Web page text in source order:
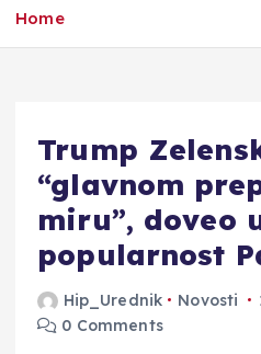
Home
Trump
“glavnom
miru”, doveo
popularnost
Hip_Urednik Novosti
0 Comments